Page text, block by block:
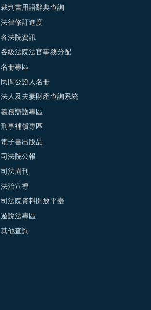
裁判書用語辭典查詢
法律修訂進度
各法院資訊
各級法院法官事務分配
名冊專區
民間公證人名冊
法人及夫妻財產查詢系統
義務辯護專區
刑事補償專區
電子書出版品
司法院公報
司法周刊
法治宣導
司法院資料開放平臺
遊說法專區
其他查詢